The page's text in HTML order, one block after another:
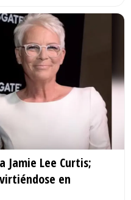
Jamie Lee Curtis;
en